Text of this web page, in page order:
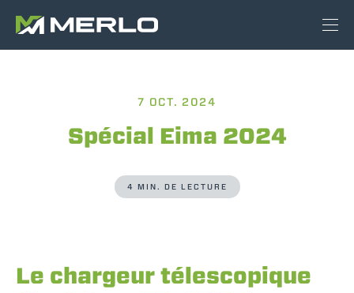
7 OCT. 2024
Spécial Eima 2024
4 MIN. DE LECTURE
Le chargeur télescopique